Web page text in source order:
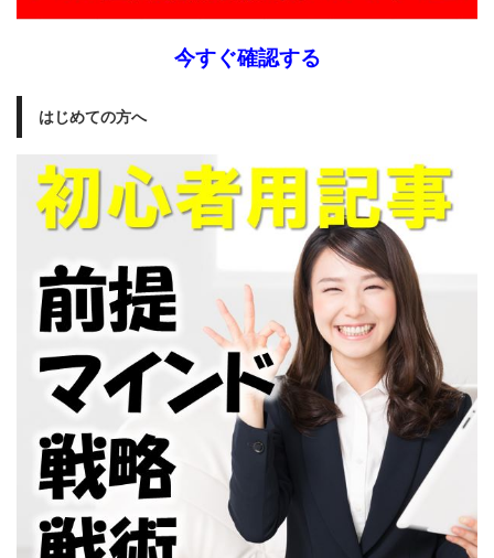
今すぐ確認する
はじめての方へ